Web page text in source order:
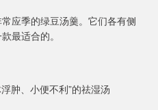
应季的绿豆汤羹。它们各有侧
最适合的。
肿、小便不利”的祛湿汤